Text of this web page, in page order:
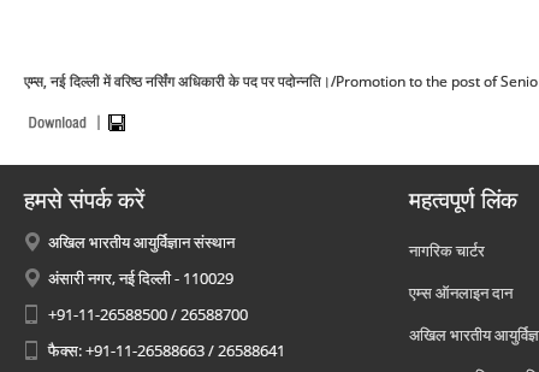
एम्स, नई दिल्ली में वरिष्ठ नर्सिंग अधिकारी के पद पर पदोन्नति।/Promotion to the post of
हमसे संपर्क करें
अखिल भारतीय आयुर्विज्ञान संस्थान
अंसारी नगर, नई दिल्ली - 110029
+91-11-26588500 / 26588700
फैक्स: +91-11-26588663 / 26588641
महत्वपूर्ण लिंक
नागरिक चार्टर
एम्स ऑनलाइन दान
अखिल भारतीय